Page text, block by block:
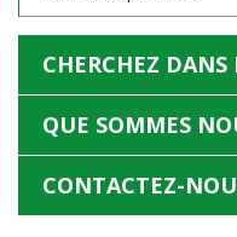
CHERCHEZ DANS
QUE SOMMES
CONTACTEZ-